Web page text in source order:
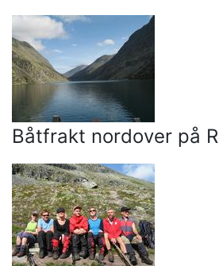
Båtfrakt nordover på